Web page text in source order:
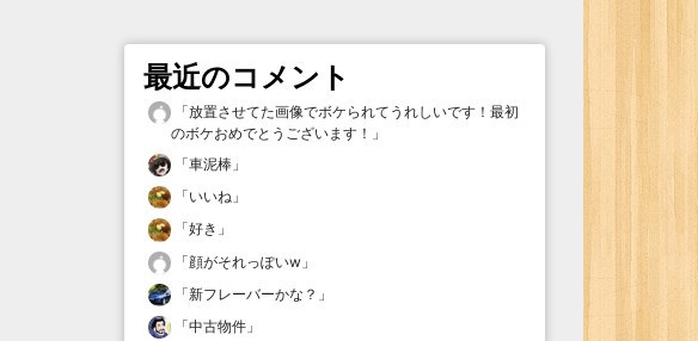
最近のコメント
「放置させてた画像でボケられてうれしいです！最初
のボケおめでとうございます！ 」
「車泥棒 」
「いいね 」
「好き 」
「顔がそれっぽいw 」
「新フレーバーかな？ 」
「中古物件 」